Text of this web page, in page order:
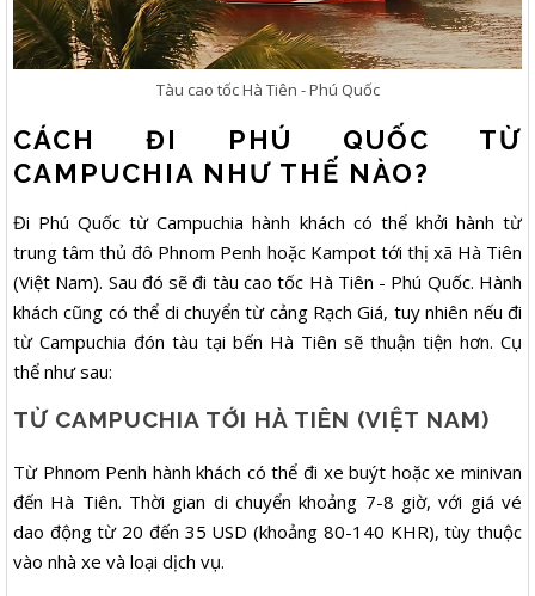
Tàu cao tốc Hà Tiên - Phú Quốc
CÁCH ĐI PHÚ QUỐC TỪ
CAMPUCHIA NHƯ THẾ NÀO?
Đi Phú Quốc từ Campuchia hành khách có thể khởi hành từ
trung tâm thủ đô Phnom Penh hoặc Kampot tới thị xã Hà Tiên
(Việt Nam). Sau đó sẽ đi tàu cao tốc Hà Tiên - Phú Quốc. Hành
khách cũng có thể di chuyển từ cảng Rạch Giá, tuy nhiên nếu đi
từ Campuchia đón tàu tại bến Hà Tiên sẽ thuận tiện hơn. Cụ
thể như sau:
TỪ CAMPUCHIA TỚI HÀ TIÊN (VIỆT NAM)
Từ Phnom Penh hành khách có thể đi xe buýt hoặc xe minivan
đến Hà Tiên. Thời gian di chuyển khoảng 7-8 giờ, với giá vé
dao động từ 20 đến 35 USD (khoảng 80-140 KHR), tùy thuộc
vào nhà xe và loại dịch vụ.